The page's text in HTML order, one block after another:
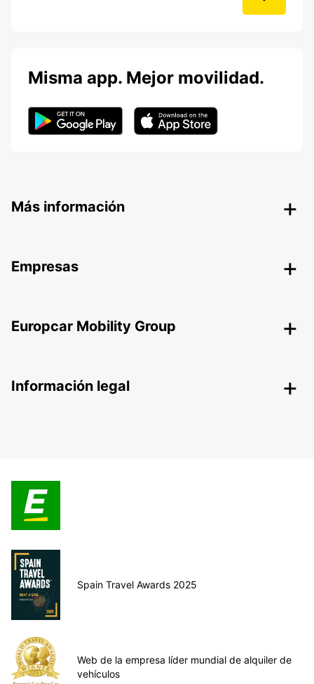
Misma app. Mejor movilidad.
Más información
Empresas
Europcar Mobility Group
Información legal
Spain Travel Awards 2025
Web de la empresa líder mundial de alquiler de
vehículos